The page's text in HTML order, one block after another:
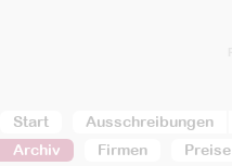
Start Ausschreibungen
Archiv
Firmen Preise